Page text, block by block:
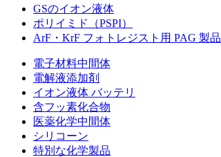
GSのイオン液体
ポリイミド（PSPI）
ArF・KrF フォトレジスト用 PAG 製品
電子材料中間体
電解液添加剤
イオン液体 バッテリ
含フッ素化合物
医薬化学中間体
シリコーン
特別な化学製品